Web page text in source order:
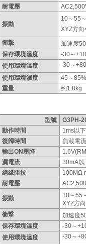
耐電壓
振動
10～55
XYZ方
衝撃
加速度
保存環境溫度
-30～
使用環境溫度
-30～
使用環境濕度
45～
重量
約1.8kg
型號
G3PH-
動作時間
1ms以下
復歸時間
負載電
輸出ON壓降
漏電流
30mA以
絕緣阻抗
100MΩ
耐電壓
振動
10～55
XYZ方
衝撃
加速度
保存環境溫度
-30～
使用環境溫度
-30～